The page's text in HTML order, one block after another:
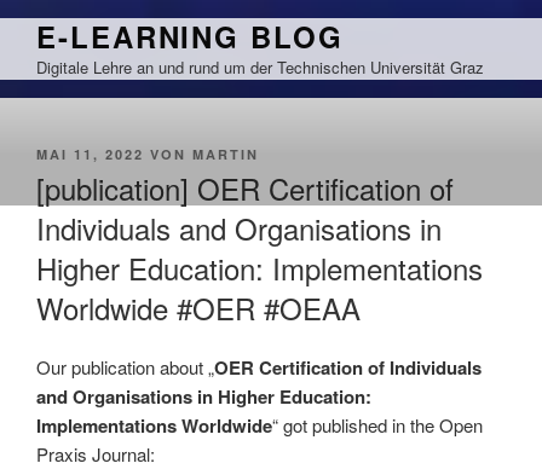
Zum
springen
E-LEARNING BLOG
Digitale Lehre an und rund um der Technischen Universität Graz
VERÖFFENTLICHT
MAI 11, 2022 VON MARTIN
[publication] OER Certification of
Individuals and Organisations in
Higher Education: Implementations
Worldwide #OER #OEAA
Our publication about „OER Certification of Individuals
and Organisations in Higher Education:
Implementations Worldwide“ got published in the Open
Praxis Journal: